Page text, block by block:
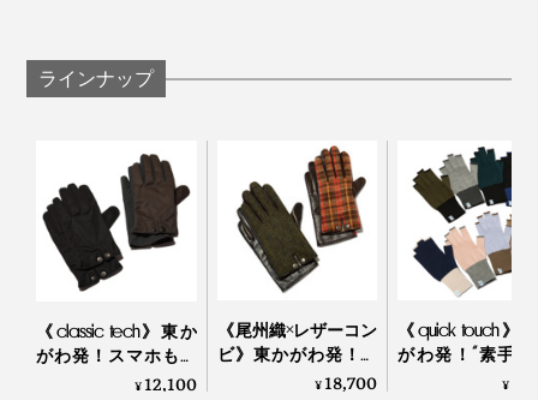
きる、大島さんのスゴ技があって、手に心地よくフィッ
トする「leather touch」は完成しました。
素材：表地／羊革、裏地／カシミヤ
※全て人の手で縫製しているため、サイズには多少の個体差がございます。
あらかじめご了承ください。
ラインナップ
《classic tech》東か
がわ発！スマホも使
える、タフでホット
¥12,100
《尾州織×レザーコン
ビ》東かがわ発！ス
マホに触れるレザー
¥18,700
《quick touch》
がわ発！“素手”
覚で動きやすい
¥